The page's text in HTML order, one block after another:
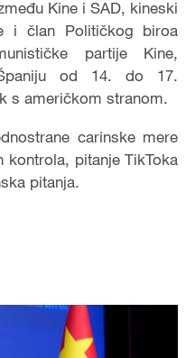
Kine i SAD, kineski
i član Političkog biroa
partije Kine,
od 14. do 17.
s američkom stranom.
carinske mere
kontrola, pitanje TikToka
pitanja.